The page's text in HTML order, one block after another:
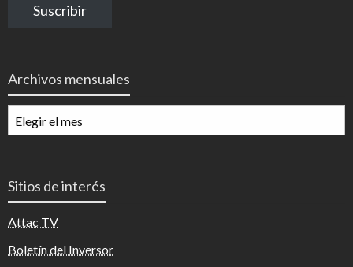
electrónico
Suscribir
Archivos mensuales
mensuales
Sitios de interés
Attac TV
Boletín del Inversor